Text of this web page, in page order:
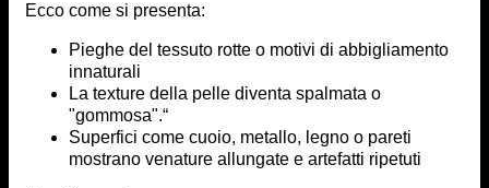
Ecco come si presenta:
Pieghe del tessuto rotte o motivi di abbigliamento
innaturali
La texture della pelle diventa spalmata o
"gommosa".“
Superfici come cuoio, metallo, legno o pareti
mostrano venature allungate e artefatti ripetuti